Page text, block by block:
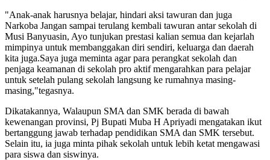
"Anak-anak harusnya belajar, hindari aksi tawuran dan juga
Narkoba Jangan sampai terulang kembali tawuran antar sekolah di
Musi Banyuasin, Ayo tunjukan prestasi kalian semua dan kejarlah
mimpinya untuk membanggakan diri sendiri, keluarga dan daerah
kita juga.Saya juga meminta agar para perangkat sekolah dan
penjaga keamanan di sekolah pro aktif mengarahkan para pelajar
untuk setelah pulang sekolah langsung ke rumahnya masing-
masing,"tegasnya.
Dikatakannya, Walaupun SMA dan SMK berada di bawah
kewenangan provinsi, Pj Bupati Muba H Apriyadi mengatakan ikut
bertanggung jawab terhadap pendidikan SMA dan SMK tersebut.
Selain itu, ia juga minta pihak sekolah untuk lebih ketat mengawasi
para siswa dan siswinya.